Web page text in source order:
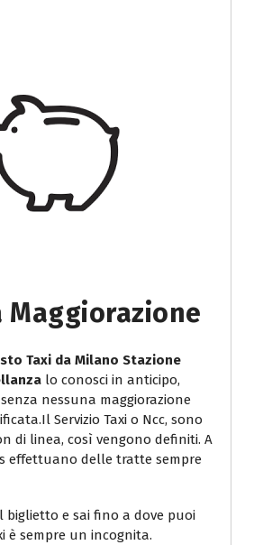
Maggiorazione
Taxi da Milano Stazione
lo conosci in anticipo,
nessuna maggiorazione
Servizio Taxi o Ncc, sono
di linea, così vengono definiti. A
effettuano delle tratte sempre
biglietto e sai fino a dove puoi
è sempre un incognita.